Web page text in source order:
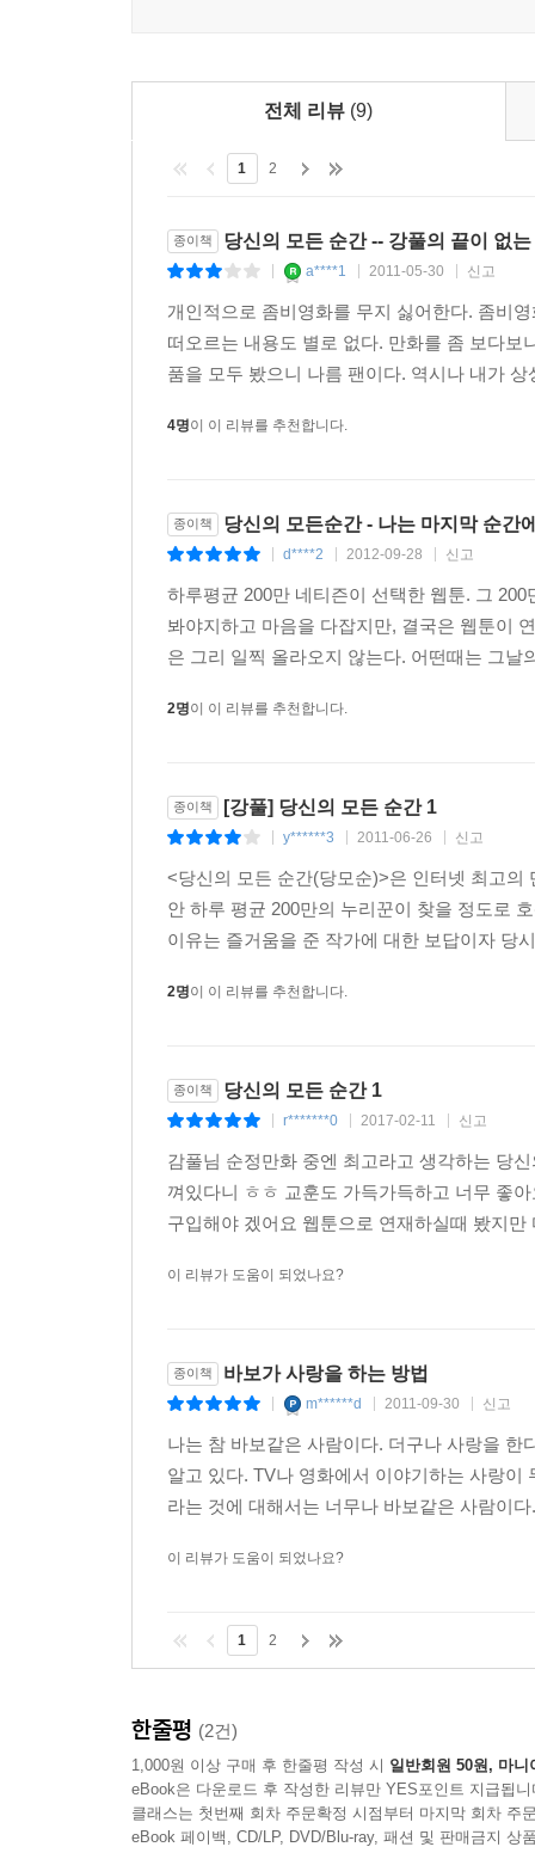
브랜드에서 온라인 만화에 모두 동일하게 적용될
향후 강풀 작가의 작품을 발?하게 될 ‘재미주의’
최우선으로’라는 모토와 함께 강풀, 윤태호,
대상으로 하는 다양한 기획만화들을 준비하고 있다.
전체 리뷰 (9)
1 2
종이책 당신의 모든 순간 -- 강풀의 끝이 없
a****1 2011-05-30 신고
개인적으로 좀비영화를 무지 싫어한다. 좀비
떠오르는 내용도 별로 없다. 만화를 좀 보다
품을 모두 봤으니 나름 팬이다. 역시나 내가
4명이 이 리뷰를 추천합니다.
종이책 당신의 모든순간 - 나는 마지막 순간
d****2 2012-09-28 신고
하루평균 200만 네티즌이 선택한 웹툰. 그
봐야지하고 마음을 다잡지만, 결국은 웹툰이
은 그리 일찍 올라오지 않는다. 어떤때는 그
2명이 이 리뷰를 추천합니다.
종이책 [강풀] 당신의 모든 순간 1
y******3 2011-06-26 신고
<당신의 모든 순간(당모순)>은 인터넷 최고
안 하루 평균 200만의 누리꾼이 찾을 정도로
이유는 즐거움을 준 작가에 대한 보답이자 당
2명이 이 리뷰를 추천합니다.
종이책 당신의 모든 순간 1
r*******0 2017-02-11 신고
감풀님 순정만화 중엔 최고라고 생각하는 당
껴있다니 ㅎㅎ 교훈도 가득가득하고 너무 좋
구입해야 겠어요 웹툰으로 연재하실때 봤지
이 리뷰가 도움이 되었나요?
종이책 바보가 사랑을 하는 방법
m******d 2011-09-30 신고
나는 참 바보같은 사람이다. 더구나 사랑을
알고 있다. TV나 영화에서 이야기하는 사랑
라는 것에 대해서는 너무나 바보같은 사람이
이 리뷰가 도움이 되었나요?
1 2
한줄평 (2건)
1,000원 이상 구매 후 한줄평 작성 시 일반회원 50원, 마니
eBook은 다운로드 후 작성한 리뷰만 YES포인트 지급됩니
클래스는 첫번째 회차 주문확정 시점부터 마지막 회차 주
eBook 페이백, CD/LP, DVD/Blu-ray, 패션 및 판매금지 상